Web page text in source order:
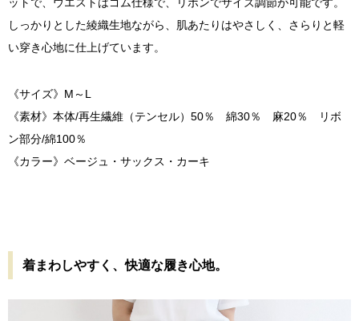
しっかりとした綾織生地ながら、肌あたりはやさしく、さらりと軽
い穿き心地に仕上げています。
《サイズ》M～L
《素材》本体/再生繊維（テンセル）50％ 綿30％ 麻20％ リボ
ン部分/綿100％
《カラー》ベージュ・サックス・カーキ
着まわしやすく、快適な履き心地。